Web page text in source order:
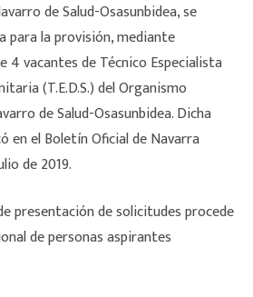
de Salud-Osasunbidea, se
para la provisión, mediante
4 vacantes de Técnico Especialista
(T.E.D.S.) del Organismo
de Salud-Osasunbidea. Dicha
en el Boletín Oficial de Navarra
de 2019.
presentación de solicitudes procede
de personas aspirantes